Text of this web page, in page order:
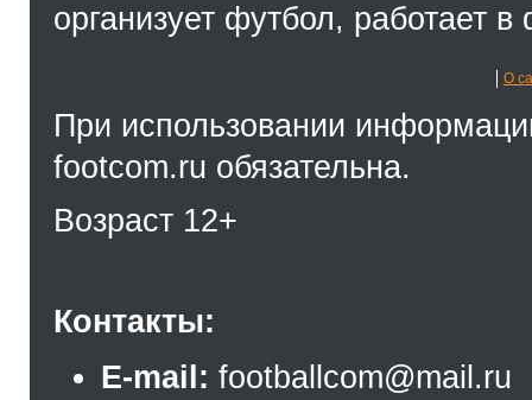
организует футбол, работает
О
При использовании
footcom.ru обязательна.
Возраст 12+
Контакты:
E-mail: footballcom@mail.ru